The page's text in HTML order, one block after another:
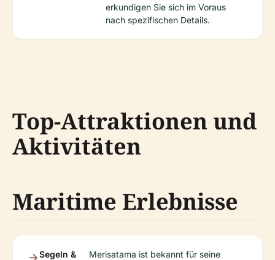
erkundigen Sie sich im Voraus
nach spezifischen Details.
Top-Attraktionen und
Aktivitäten
Maritime Erlebnisse
Segeln &
Merisatama ist bekannt für seine